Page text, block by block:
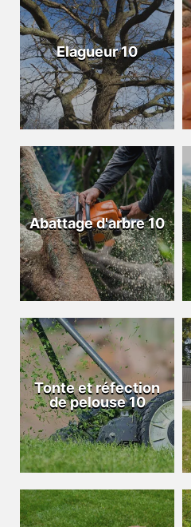
Elagueur 10
Abattage d'arbre 10
Tonte et réfection
de pelouse 10